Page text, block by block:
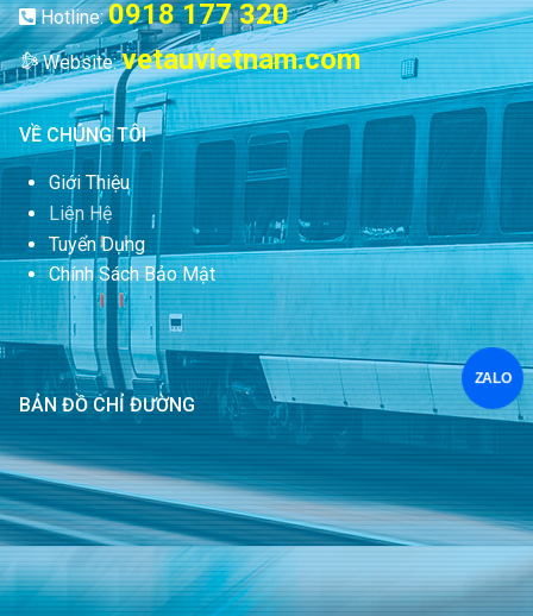
Hotline:0918 177 320
Website:vetauvietnam.com
VỀ CHÚNG TÔI
Giới Thiệu
Liên Hệ
Tuyển Dụng
Chính Sách Bảo Mật
BẢN ĐỒ CHỈ ĐƯỜNG
ZALO